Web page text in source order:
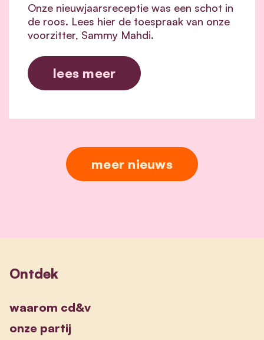
Onze nieuwjaarsreceptie was een schot in
de roos. Lees hier de toespraak van onze
voorzitter, Sammy Mahdi.
lees meer
meer nieuws
Ontdek
waarom cd&v
onze partij